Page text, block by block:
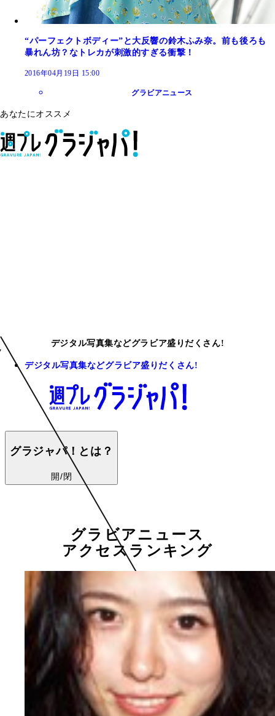
“パーフェクトボディー”と大反響の鈴木ふみ奈。前も後ろも
暴れん坊？なトレカが刺激的すぎる衝撃！
2016年04月19日 15:00
グラビアニュース
あなたにオススメ
デジタル写真集などグラビア盛りだくさん!
デジタル写真集などグラビア盛りだくさん!
グラジャパ！とは？
開/閉
グラビアニュース
アクセスランキング